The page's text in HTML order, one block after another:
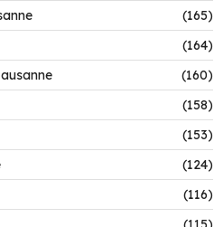
(165)
(164)
(160)
(158)
(153)
(124)
(116)